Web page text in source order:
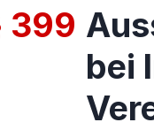
399
bei